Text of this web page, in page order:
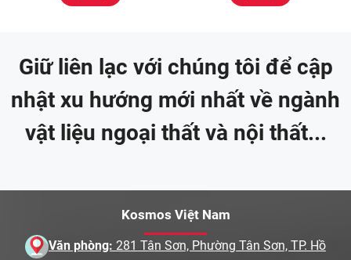
Giữ liên lạc với chúng tôi để cập
nhật xu hướng mới nhất về ngành
vật liệu ngoại thất và nội thất...
Kosmos Việt Nam
Văn phòng: 281 Tân Sơn, Phường Tân Sơn, TP. Hồ